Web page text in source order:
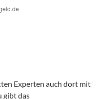
Experten auch dort mit
gibt das